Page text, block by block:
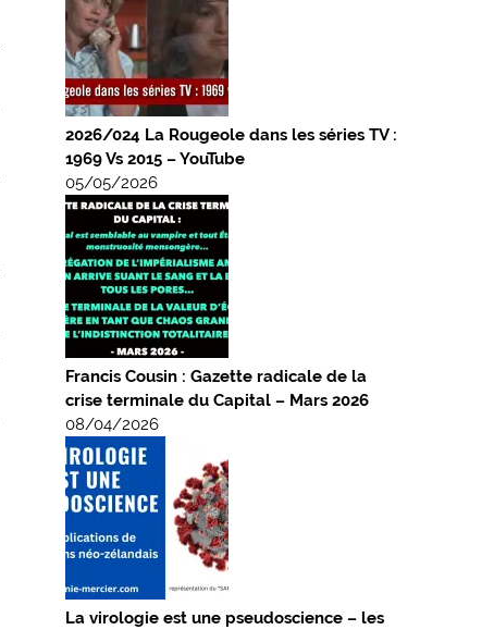
2026/024 La Rougeole dans les séries TV :
1969 Vs 2015 – YouTube
05/05/2026
Francis Cousin : Gazette radicale de la
crise terminale du Capital – Mars 2026
08/04/2026
La virologie est une pseudoscience – les